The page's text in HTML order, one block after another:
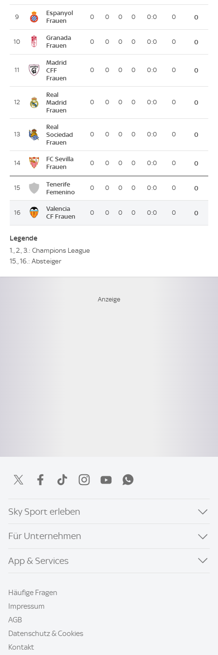
9
Espanyol
Frauen
0 0 0 0 0:0 0 0
10
Granada
Frauen
0 0 0 0 0:0 0 0
11
Madrid
CFF
Frauen
0 0 0 0 0:0 0 0
12
Real
Madrid
Frauen
0 0 0 0 0:0 0 0
13
Real
Sociedad
Frauen
0 0 0 0 0:0 0 0
14
FC Sevilla
Frauen
0 0 0 0 0:0 0 0
15
Tenerife
Femenino
0 0 0 0 0:0 0 0
16
Valencia
CF Frauen
0 0 0 0 0:0 0 0
Legende
1., 2., 3.: Champions League
15., 16.: Absteiger
Sky Sport erleben
Für Unternehmen
App & Services
Häufige Fragen
Impressum
AGB
Datenschutz & Cookies
Kontakt